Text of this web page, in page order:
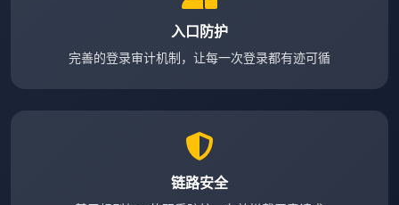
入口防护
完善的登录审计机制，让每一次登录都有迹可循
链路安全